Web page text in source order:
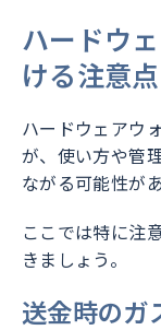
ハードウ
ける注意点
ハードウェアウ
が、使い方や管
ながる可能性が
ここでは特に注
きましょう。
送金時のガ